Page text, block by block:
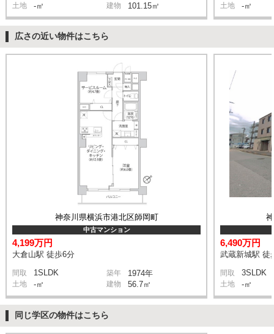
土地 -㎡ 建物 101.15㎡ 土地 -㎡
広さの近い物件はこちら
神奈川県横浜市港北区師岡町
中古マンション
4,199万円
大倉山駅 徒歩6分
間取 1SLDK 築年 1974年
土地 -㎡ 建物 56.7㎡
6,490万円
武蔵新城駅 徒
間取 3SLDK
土地 -㎡
同じ学区の物件はこちら